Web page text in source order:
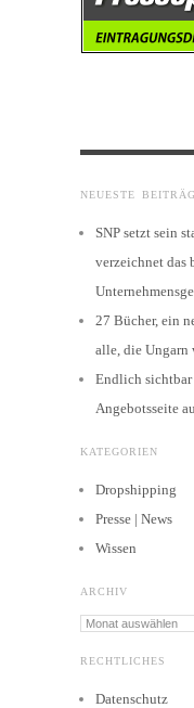
NEUESTE
SNP setzt sein
verzeichnet das
27 Bücher, ein
alle, die
Endlich
Angebotsseite
KATEGORIEN
Dropshipping
Presse | News
Wissen
ARCHIV
Archiv
RECHTLICHES
Datenschutz